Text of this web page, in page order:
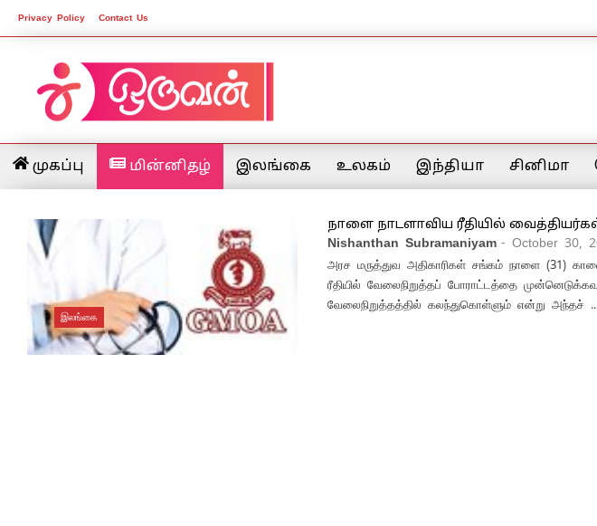
Privacy Policy Contact Us
முகப்பு மின்னிதழ் இலங்கை உலகம் இந்தியா சினிமா
இலங்கை
நாளை நாடளாவிய ரீதியில்
Nishanthan Subramaniyam - October 30,
அரச மருத்துவ அதிகாரிகள் சங்கம் நாளை (31)
ரீதியில் வேலைநிறுத்தப் போராட்டத்தை
வேலைநிறுத்தத்தில் கலந்துகொள்ளும் என்று அந்தச்